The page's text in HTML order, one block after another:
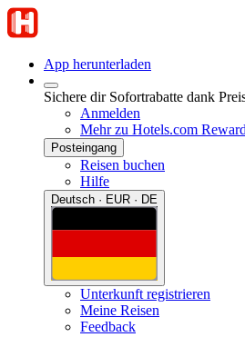
App herunterladen
Sichere dir Sofortrabatte dank
Anmelden
Mehr zu Hotels.com
Posteingang
Reisen buchen
Hilfe
Deutsch · EUR · DE
Unterkunft registrieren
Meine Reisen
Feedback